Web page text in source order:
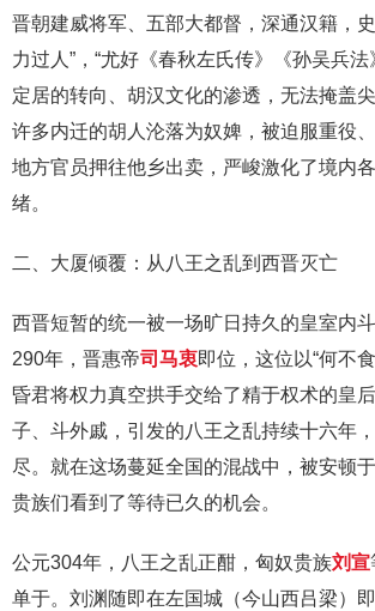
晋朝建威将军、五部大都督，深通汉籍，
力过人”，“尤好《春秋左氏传》《孙吴兵
定居的转向、胡汉文化的渗透，无法掩盖
许多内迁的胡人沦落为奴婢，被迫服重役
地方官员押往他乡出卖，严峻激化了境内
绪。
二、大厦倾覆：从八王之乱到西晋灭亡
西晋短暂的统一被一场旷日持久的皇室内
290年，晋惠帝司马衷即位，这位以“何不
昏君将权力真空拱手交给了精于权术的皇后
子、斗外戚，引发的八王之乱持续十六年
尽。就在这场蔓延全国的混战中，被安顿
贵族们看到了等待已久的机会。
公元304年，八王之乱正酣，匈奴贵族刘宣
单于。刘渊随即在左国城（今山西吕梁）